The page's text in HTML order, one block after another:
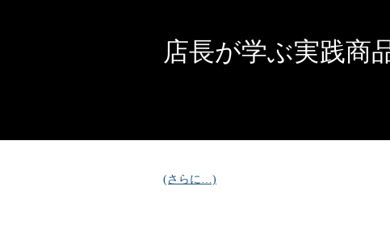
店長が学ぶ実践
(さらに…)